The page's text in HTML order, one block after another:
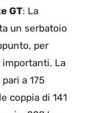
GT: La
un serbatoio
per
La
a 175
coppia di 141